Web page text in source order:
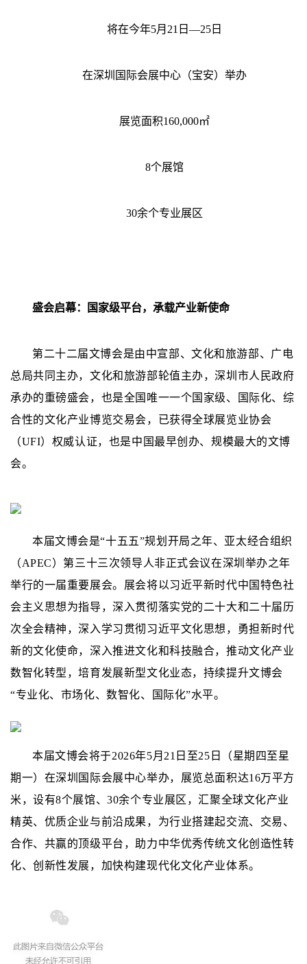
将在今年5月21日—25日
在深圳国际会展中心（宝安）举办
展览面积160,000㎡
8个展馆
30余个专业展区
盛会启幕：国家级平台，承载产业新使命
第二十二届文博会是由中宣部、文化和旅游部、广电
总局共同主办，文化和旅游部轮值主办，深圳市人民政府
承办的重磅盛会，也是全国唯一一个国家级、国际化、综
合性的文化产业博览交易会，已获得全球展览业协会
（UFI）权威认证，也是中国最早创办、规模最大的文博
会。
本届文博会是“十五五”规划开局之年、亚太经合组织
（APEC）第三十三次领导人非正式会议在深圳举办之年
举行的一届重要展会。展会将以习近平新时代中国特色社
会主义思想为指导，深入贯彻落实党的二十大和二十届历
次全会精神，深入学习贯彻习近平文化思想，勇担新时代
新的文化使命，深入推进文化和科技融合，推动文化产业
数智化转型，培育发展新型文化业态，持续提升文博会
“专业化、市场化、数智化、国际化”水平。
本届文博会将于2026年5月21日至25日（星期四至星
期一）在深圳国际会展中心举办，展览总面积达16万平方
米，设有8个展馆、30余个专业展区，汇聚全球文化产业
精英、优质企业与前沿成果，为行业搭建起交流、交易、
合作、共赢的顶级平台，助力中华优秀传统文化创造性转
化、创新性发展，加快构建现代化文化产业体系。